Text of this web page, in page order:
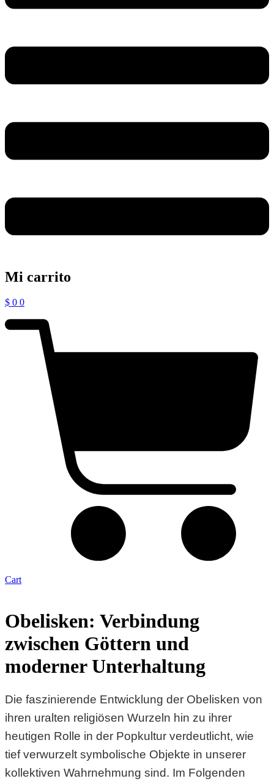
Mi carrito
$ 0 0
Cart
Obelisken: Verbindung
zwischen Göttern und
moderner Unterhaltung
Die faszinierende Entwicklung der Obelisken von
ihren uralten religiösen Wurzeln hin zu ihrer
heutigen Rolle in der Popkultur verdeutlicht, wie
tief verwurzelt symbolische Objekte in unserer
kollektiven Wahrnehmung sind. Im Folgenden